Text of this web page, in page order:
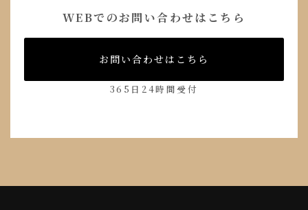
WEBでのお問い合わせはこちら
お問い合わせはこちら
365日24時間受付